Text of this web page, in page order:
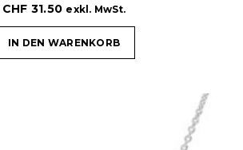
CHF 31.50 exkl. MwSt.
IN DEN WARENKORB